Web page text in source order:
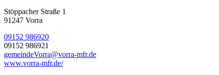
Stöppacher Straße 1
91247 Vorra
09152 986920
09152 986921
gemeindeVorra@vorra-mfr.de
www.vorra-mfr.de/